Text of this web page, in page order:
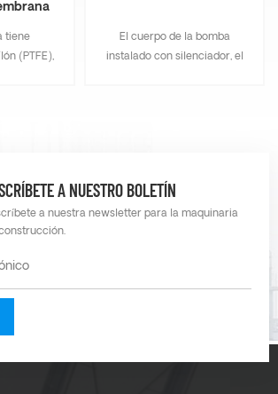
tiene
(PTFE),
y la vida
El cuerpo de la bomba
instalado con silenciador, el
A NUESTRO BOLETÍN
a nuestra newsletter para la maquinaria